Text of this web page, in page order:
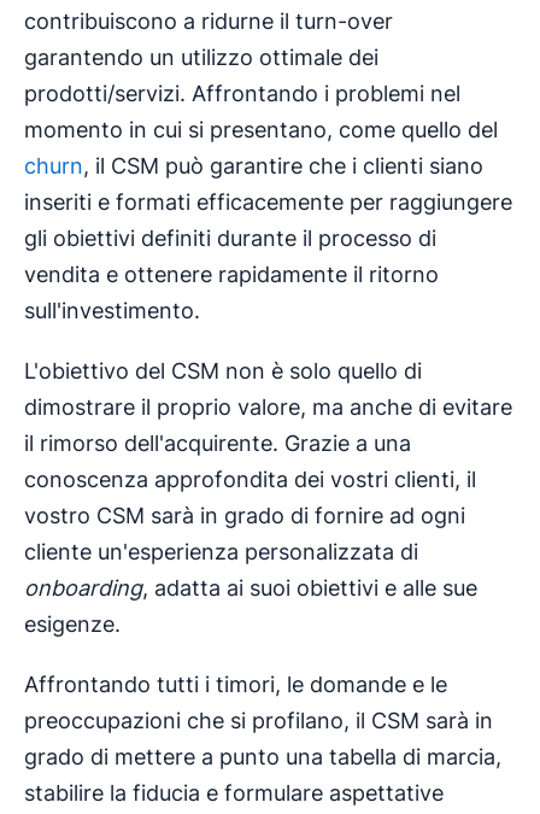
contribuiscono a ridurne il turn-over
garantendo un utilizzo ottimale dei
prodotti/servizi. Affrontando i problemi nel
momento in cui si presentano, come quello del
churn, il CSM può garantire che i clienti siano
inseriti e formati efficacemente per raggiungere
gli obiettivi definiti durante il processo di
vendita e ottenere rapidamente il ritorno
sull'investimento.
L'obiettivo del CSM non è solo quello di
dimostrare il proprio valore, ma anche di evitare
il rimorso dell'acquirente. Grazie a una
conoscenza approfondita dei vostri clienti, il
vostro CSM sarà in grado di fornire ad ogni
cliente un'esperienza personalizzata di
onboarding, adatta ai suoi obiettivi e alle sue
esigenze.
Affrontando tutti i timori, le domande e le
preoccupazioni che si profilano, il CSM sarà in
grado di mettere a punto una tabella di marcia,
stabilire la fiducia e formulare aspettative